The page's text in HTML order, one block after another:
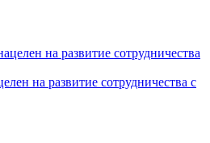
на развитие сотрудничества с